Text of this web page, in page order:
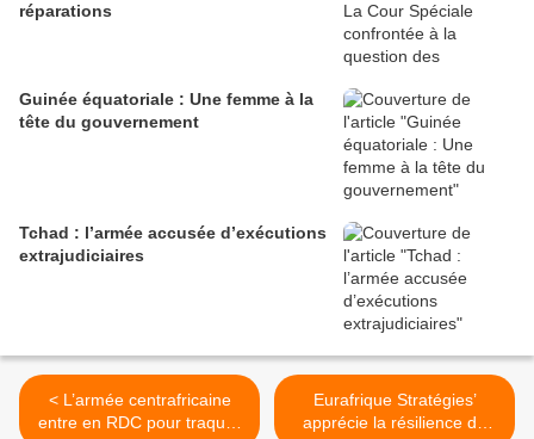
réparations
Guinée équatoriale : Une femme à la
tête du gouvernement
Tchad : l’armée accusée d’exécutions
extrajudiciaires
< L’armée centrafricaine
entre en RDC pour traquer
Eurafrique Stratégies’
apprécie la résilience de